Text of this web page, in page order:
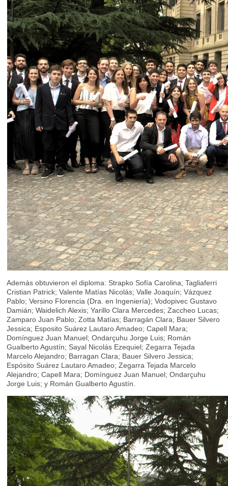
Además obtuvieron el diploma: Strapko Sofía Carolina; Tagliaferri
Cristian Patrick; Valente Matías Nicolás; Valle Joaquín; Vázquez
Pablo; Versino Florencia (Dra. en Ingeniería); Vodopivec Gustavo
Damián; Waidelich Alexis; Yarillo Clara Mercedes; Zaccheo Lucas;
Zamparo Juan Pablo; Zotta Matías; Barragán Clara; Bauer Silvero
Jessica; Esposito Suárez Lautaro Amadeo; Capell Mara;
Domínguez Juan Manuel; Ondarçuhu Jorge Luis; Román
Gualberto Agustín; Sayal Nicolás Ezequiel; Zegarra Tejada
Marcelo Alejandro; Barragan Clara; Bauer Silvero Jessica;
Espósito Suárez Lautaro Amadeo; Zegarra Tejada Marcelo
Alejandro; Capell Mara; Domínguez Juan Manuel; Ondarçuhu
Jorge Luis; y Román Gualberto Agustín.